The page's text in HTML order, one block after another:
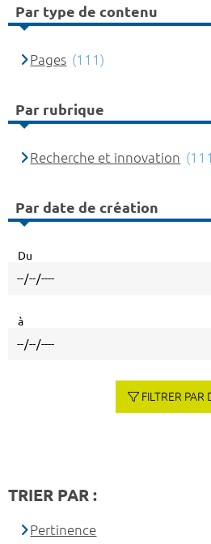
Par type de contenu
Pages (111)
Par rubrique
Recherche et innovation
Par date de création
Du
à
FILTRER PAR
TRIER PAR :
Pertinence